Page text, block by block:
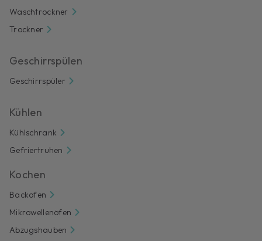
Waschtrockner
Trockner
Geschirrspülen
Geschirrspüler
Kühlen
Kühlschrank
Gefriertruhen
Kochen
Backofen
Mikrowellenöfen
Abzugshauben